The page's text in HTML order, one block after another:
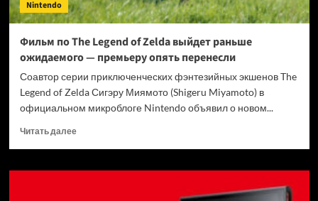
Nintendo
Фильм по The Legend of Zelda выйдет раньше
ожидаемого — премьеру опять перенесли
Соавтор серии приключенческих фэнтезийных экшенов The
Legend of Zelda Сигэру Миямото (Shigeru Miyamoto) в
официальном микроблоге Nintendo объявил о новом...
Читать далееПрочитать
Фильм